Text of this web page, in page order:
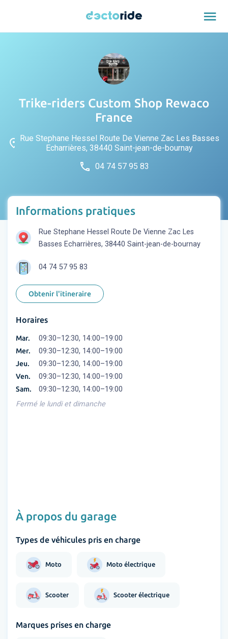
menu
Trike-riders Custom Shop Rewaco
France
place Rue Stephane Hessel Route De Vienne Zac Les Basses
Echarrières, 38440 Saint-jean-de-bournay
phone 04 74 57 95 83
Informations pratiques
Rue Stephane Hessel Route De Vienne Zac Les
Basses Echarrières, 38440 Saint-jean-de-bournay
04 74 57 95 83
Obtenir l'itineraire
Horaires
Mar. 09:30–12:30, 14:00–19:00
Mer. 09:30–12:30, 14:00–19:00
Jeu. 09:30–12:30, 14:00–19:00
Ven. 09:30–12:30, 14:00–19:00
Sam.
09:30–12:30, 14:00–19:00
Fermé le lundi et dimanche
À propos du garage
Types de véhicules pris en charge
Moto Moto électrique
Scooter Scooter électrique
Marques prises en charge